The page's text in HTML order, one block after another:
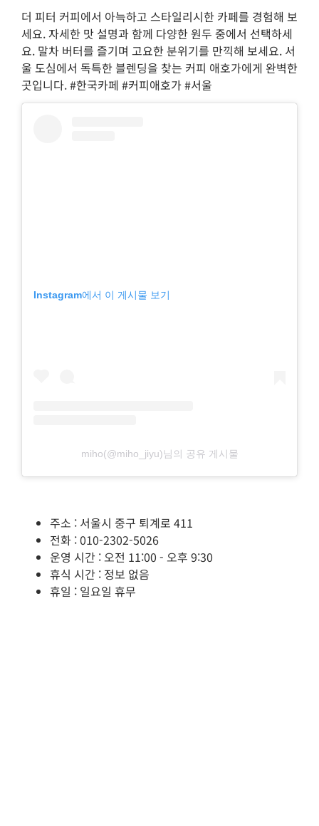
더 피터 커피에서 아늑하고 스타일리시한 카페를 경험해 보
세요. 자세한 맛 설명과 함께 다양한 원두 중에서 선택하세
요. 말차 버터를 즐기며 고요한 분위기를 만끽해 보세요. 서
울 도심에서 독특한 블렌딩을 찾는 커피 애호가에게 완벽한
곳입니다. #한국카페 #커피애호가 #서울
Instagram에서 이 게시물 보기
miho(@miho_jiyu)님의 공유 게시물
주소 : 서울시 중구 퇴계로 411
전화 : 010-2302-5026
운영 시간 : 오전 11:00 - 오후 9:30
휴식 시간 : 정보 없음
휴일 : 일요일 휴무